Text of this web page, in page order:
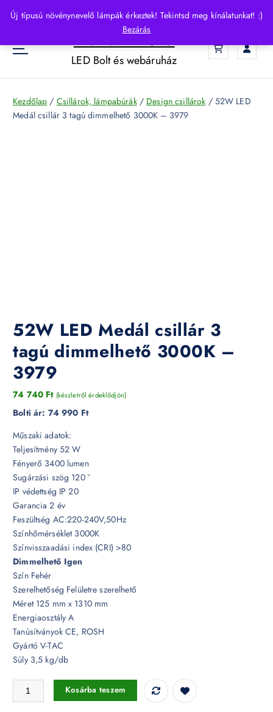
Új típusú növénynevelő lámpák érkeztek! Tekintsd meg kínálatunkat! :)
Bezárás
p
o
HelloLED.hu
LED Bolt és webáruház
Kezdőlap / Csillárok, lámpabúrák/ Design csillárok / 52W LED
Medál csillár 3 tagú dimmelhető 3000K – 3979
52W LED Medál csillár 3
tagú dimmelhető 3000K –
3979
74 740 Ft (készletről érdeklődjön)
Bolti ár: 74 990 Ft
Műszaki adatok:
Teljesítmény 52 W
Fényerő 3400 lumen
Sugárzási szög 120 °
IP védettség IP 20
Garancia 2 év
Feszültség AC:220-240V,50Hz
Színhőmérséklet 3000K
Színvisszaadási index (CRI) >80
Dimmelhető Igen
Szín Fehér
Szerelhetőség Felületre szerelhető
Méret 125 mm x 1310 mm
Energiaosztály A
Tanúsítványok CE, ROSH
Gyártó V-TAC
Súly 3,5 kg/db
52W LED Medál csillár 3 tagú dimmelhető 3000K - 3979 mennyiség
Kosárba teszem